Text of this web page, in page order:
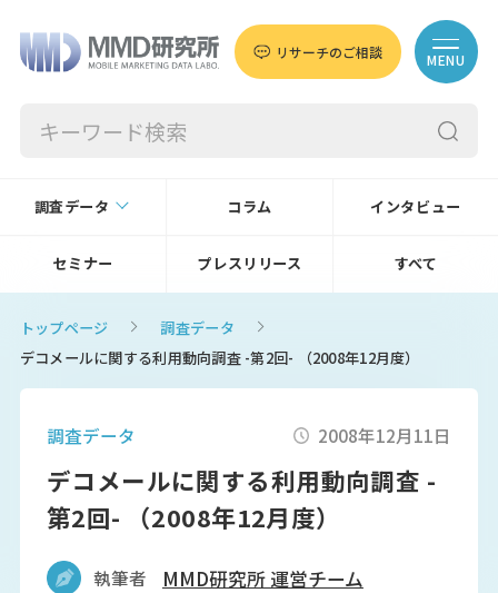
リサーチのご相談 MENU
調査データ コラム インタビュー
セミナー プレスリリース すべて
トップページ
調査データ
デコメールに関する利用動向調査 -第2回- （2008年12月度）
調査データ 2008年12月11日
デコメールに関する利用動向調査 -
第2回- （2008年12月度）
執筆者 MMD研究所 運営チーム